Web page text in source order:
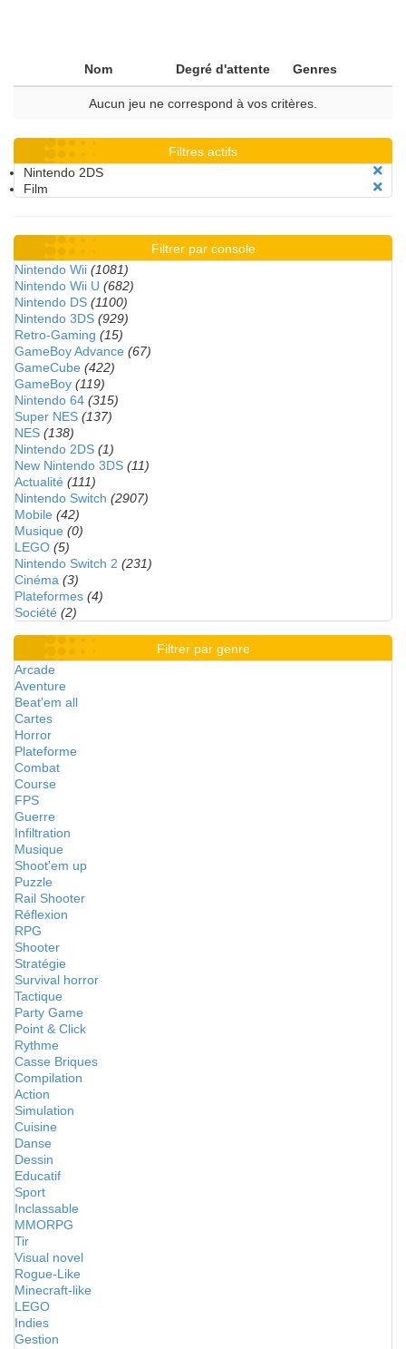
Nom Degré d'attente Genres
Aucun jeu ne correspond à vos critères.
Filtres actifs
Nintendo 2DS
Film
Filtrer par console
Nintendo Wii (1081)
Nintendo Wii U (682)
Nintendo DS (1100)
Nintendo 3DS (929)
Retro-Gaming (15)
GameBoy Advance (67)
GameCube (422)
GameBoy (119)
Nintendo 64 (315)
Super NES (137)
NES (138)
Nintendo 2DS (1)
New Nintendo 3DS (11)
Actualité (111)
Nintendo Switch (2907)
Mobile (42)
Musique (0)
LEGO (5)
Nintendo Switch 2 (231)
Cinéma (3)
Plateformes (4)
Société (2)
Filtrer par genre
Arcade
Aventure
Beat'em all
Cartes
Horror
Plateforme
Combat
Course
FPS
Guerre
Infiltration
Musique
Shoot'em up
Puzzle
Rail Shooter
Réflexion
RPG
Shooter
Stratégie
Survival horror
Tactique
Party Game
Point & Click
Rythme
Casse Briques
Compilation
Action
Simulation
Cuisine
Danse
Dessin
Educatif
Sport
Inclassable
MMORPG
Tir
Visual novel
Rogue-Like
Minecraft-like
LEGO
Indies
Gestion